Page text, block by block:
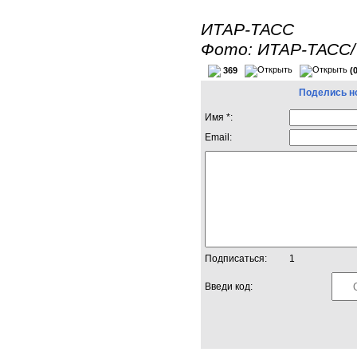
ИТАР-ТАСС
Фото: ИТАР-ТАСС/
369
Поделись
Имя *:
Email:
Подписаться: 1
Введи код: